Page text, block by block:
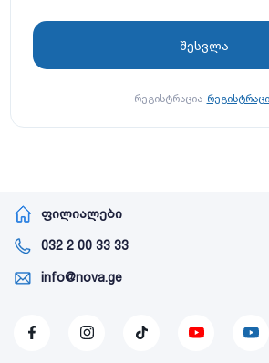
რეგისტრაცია
ფილიალები
032 2 00 33 33
info@nova.ge